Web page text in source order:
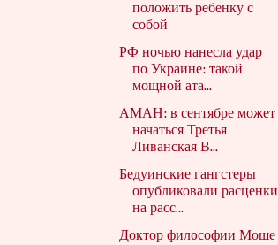
положить ребенку с
собой
РФ ночью нанесла удар
по Украине: такой
мощной ата...
АМАН: в сентябре может
начаться Третья
Ливанская В...
Бедуинские гангстеры
опубликовали расценки
на расс...
Доктор филoсофии Моше